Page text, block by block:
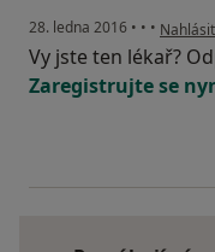
28. ledna 2016 • • • podle
Vy jste ten lékař?
Zaregistrujte se